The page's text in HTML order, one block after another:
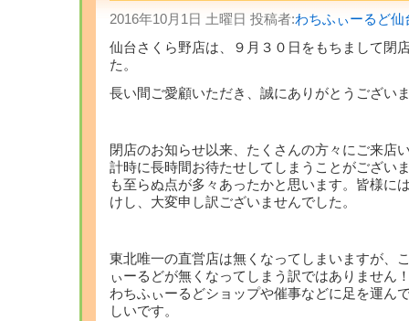
2016年10月1日 土曜日 投稿者:わちふぃーるど仙
仙台さくら野店は、９月３０日をもちまして閉
た。
長い間ご愛顧いただき、誠にありがとうござい
閉店のお知らせ以来、たくさんの方々にご来店
計時に長時間お待たせしてしまうことがござい
も至らぬ点が多々あったかと思います。皆様に
けし、大変申し訳ございませんでした。
東北唯一の直営店は無くなってしまいますが、
ぃーるどが無くなってしまう訳ではありません
わちふぃーるどショップや催事などに足を運ん
しいです。